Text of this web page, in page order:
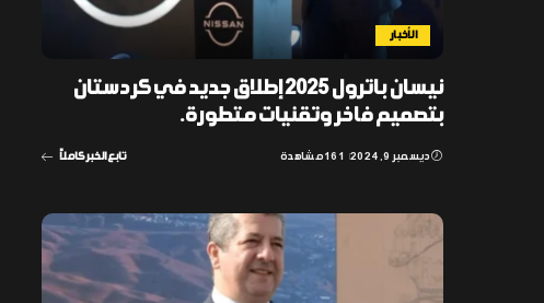
الأخبار
نيسان باترول 2025 إطلاق جديد في كردستان
بتصميم فاخر وتقنيات متطورة.
ديسمبر 9, 2024 161 مشاهدة تابع الخبر كاملاً